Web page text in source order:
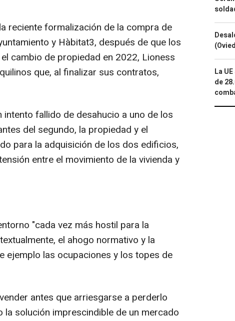
reciente formalización de la compra de
y Hàbitat3, después de que los
cambio de propiedad en 2022, Lioness
que, al finalizar sus contratos,
fallido de desahucio a uno de los
del segundo, la propiedad y el
para la adquisición de los dos edificios,
entre el movimiento de la vivienda y
"cada vez más hostil para la
el ahogo normativo y la
ejemplo las ocupaciones y los topes de
antes que arriesgarse a perderlo
solución imprescindible de un mercado
La
de